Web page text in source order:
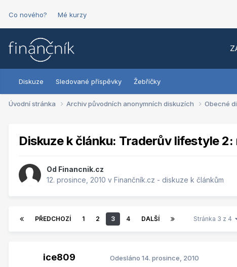
Co nového? Mé kurzy
Diskuze Sledované příspěvky Žebříčky
Úvodní stránka Archiv původních anonymních diskuzích Obecné
Diskuze k článku: Traderův lifestyle
Od Financnik.cz
12. prosince, 2010 v Finančník.cz - diskuze k článkům
PŘEDCHOZÍ 1 2 3 4 DALŠÍ Stránka 3 z 4
ice809 Odesláno 14. prosince, 2010